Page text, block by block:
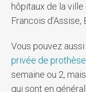
hôpitaux de la ville
Francois
Vous pouvez
privée de
semaine ou 2,
qui sont en